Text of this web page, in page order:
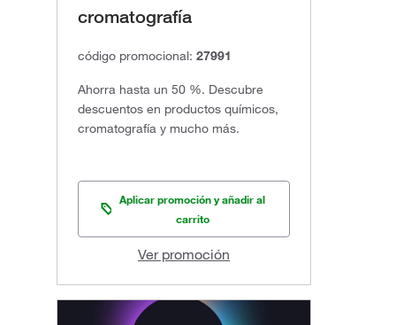
cromatografía
código promocional: 27991
Ahorra hasta un 50 %. Descubre
descuentos en productos químicos,
cromatografía y mucho más.
Aplicar promoción y añadir al
carrito
Ver promoción